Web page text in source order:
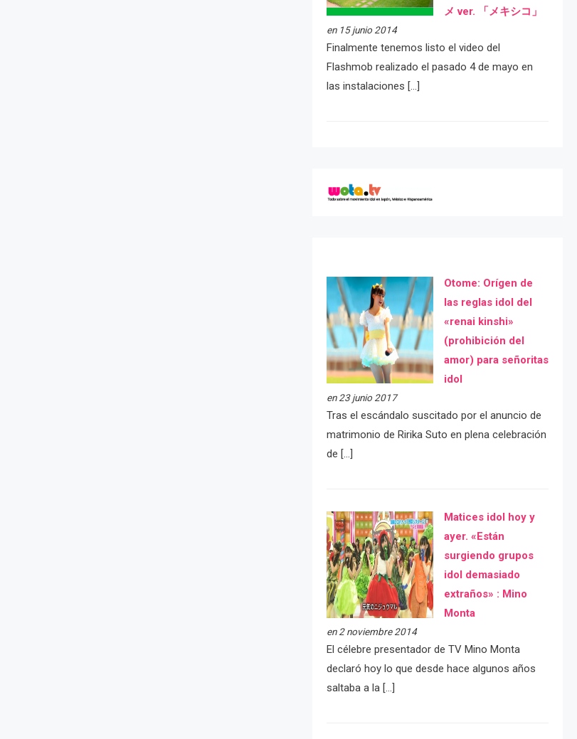
メ ver. 「メキシコ」
en 15 junio 2014
Finalmente tenemos listo el video del
Flashmob realizado el pasado 4 de mayo en
las instalaciones […]
Otome: Orígen de
las reglas idol del
«renai kinshi»
(prohibición del
amor) para señoritas
idol
en 23 junio 2017
Tras el escándalo suscitado por el anuncio de
matrimonio de Ririka Suto en plena celebración
de […]
Matices idol hoy y
ayer. «Están
surgiendo grupos
idol demasiado
extraños» : Mino
Monta
en 2 noviembre 2014
El célebre presentador de TV Mino Monta
declaró hoy lo que desde hace algunos años
saltaba a la […]